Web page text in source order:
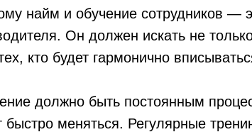
найм и обучение сотрудников —
Он должен искать не
кто будет гармонично
должно быть постоянным
быстро меняться. Регулярные